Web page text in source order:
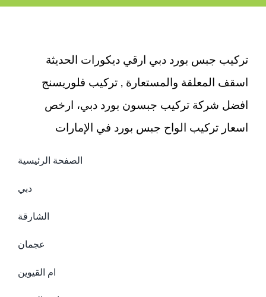
|0503418441|
تركيب جبس بورد دبي ارقي ديكورات الحديثة
اسقف المعلقة والمستعارة , تركيب فلوريسنج
افضل شركة تركيب جبسون بورد دبي، ارخص
اسعار تركيب الواح جبس بورد في الإمارات
الصفحة الرئيسية
دبي
الشارقة
عجمان
ام القيوين